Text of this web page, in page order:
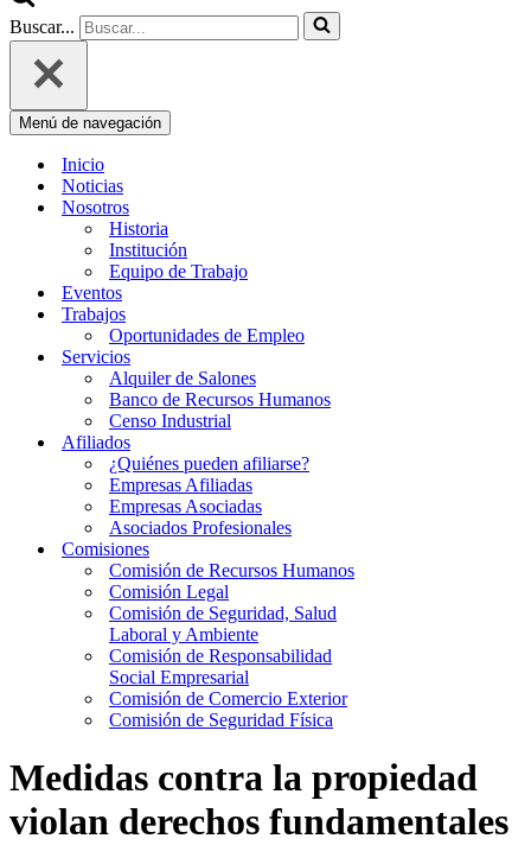
Buscar...
Menú de navegación
Inicio
Noticias
Nosotros
Historia
Institución
Equipo de Trabajo
Eventos
Trabajos
Oportunidades de Empleo
Servicios
Alquiler de Salones
Banco de Recursos Humanos
Censo Industrial
Afiliados
¿Quiénes pueden afiliarse?
Empresas Afiliadas
Empresas Asociadas
Asociados Profesionales
Comisiones
Comisión de Recursos Humanos
Comisión Legal
Comisión de Seguridad, Salud
Laboral y Ambiente
Comisión de Responsabilidad
Social Empresarial
Comisión de Comercio Exterior
Comisión de Seguridad Física
Medidas contra la propiedad
violan derechos fundamentales